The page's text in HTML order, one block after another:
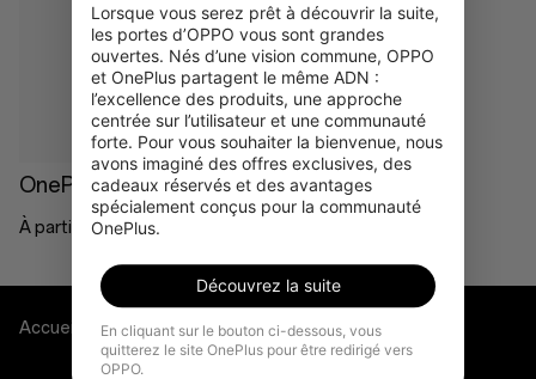
En rupture de stock
OnePlus 13
À partir de 1.029,00 €
Accueil Phone
Lorsque vous serez prêt à découvrir la suite,
les portes d’OPPO vous sont grandes
ouvertes. Nés d’une vision commune, OPPO
et OnePlus partagent le même ADN :
l’excellence des produits, une approche
centrée sur l’utilisateur et une communauté
forte. Pour vous souhaiter la bienvenue, nous
avons imaginé des offres exclusives, des
cadeaux réservés et des avantages
spécialement conçus pour la communauté
OnePlus.
Découvrez la suite
En cliquant sur le bouton ci-dessous, vous
quitterez le site OnePlus pour être redirigé vers
OPPO.